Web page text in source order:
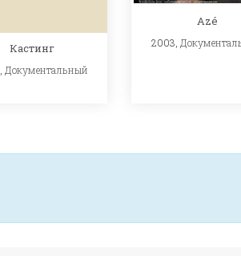
Кастинг
Документальный
Azé
2003,